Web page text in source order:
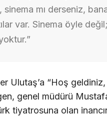
sinema mı derseniz,
var. Sinema öyle
Ulutaş’a “Hoş
genel müdürü
tiyatrosuna olan